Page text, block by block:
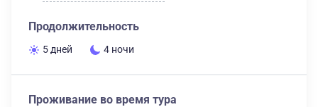
Продолжительность
5 дней 4 ночи
Проживание во время тура